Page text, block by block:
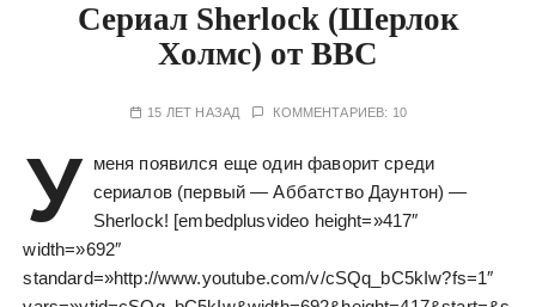
Сериал Sherlock (Шерлок
Холмс) от BBC
15 ЛЕТ НАЗАД КОММЕНТАРИЕВ: 10
У меня появился еще один фаворит среди
сериалов (первый — Аббатство Даунтон) —
Sherlock! [embedplusvideo height=»417″
width=»692″
standard=»http://www.youtube.com/v/cSQq_bC5kIw?fs=1″